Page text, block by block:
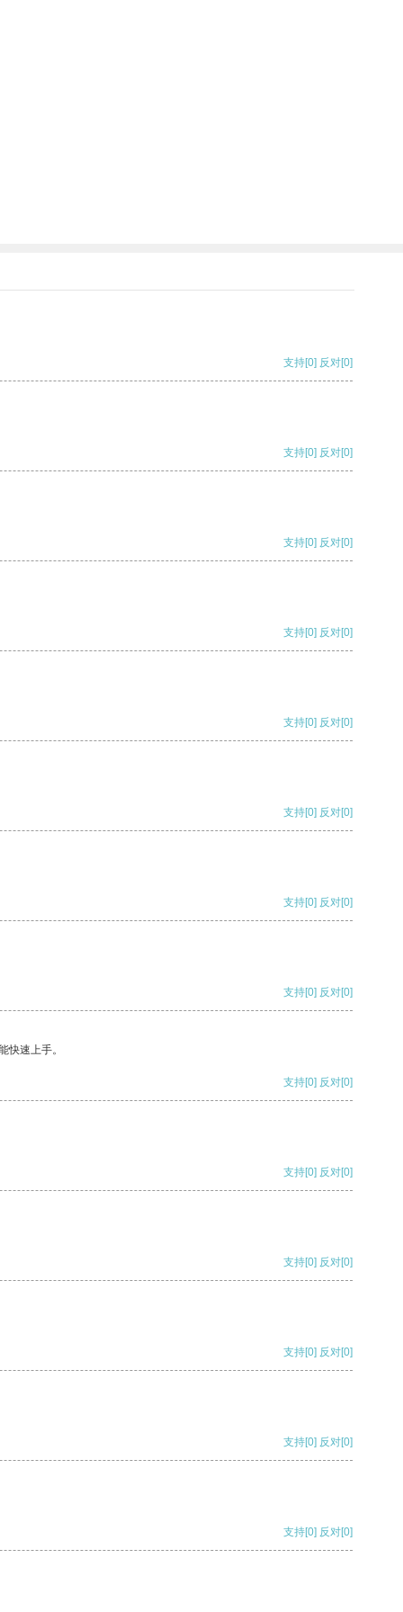
支持[0] 反对[0]
支持[0] 反对[0]
支持[0] 反对[0]
支持[0] 反对[0]
支持[0] 反对[0]
支持[0] 反对[0]
支持[0] 反对[0]
支持[0] 反对[0]
快速上手。
支持[0] 反对[0]
支持[0] 反对[0]
支持[0] 反对[0]
支持[0] 反对[0]
支持[0] 反对[0]
支持[0] 反对[0]